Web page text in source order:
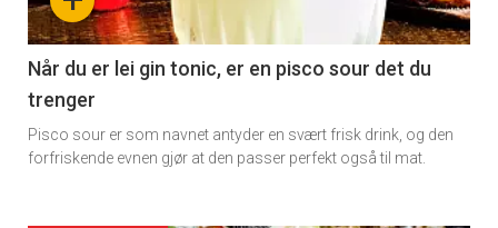
section
11
Dagens
rett
Når du er lei gin tonic, er en pisco sour det du
trenger
Pisco sour er som navnet antyder en svært frisk drink, og den
forfriskende evnen gjør at den passer perfekt også til mat.